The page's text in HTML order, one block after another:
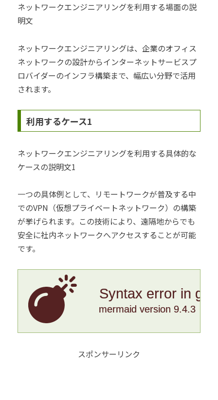
ネットワークエンジニアリングを利用する場面の説
明文
ネットワークエンジニアリングは、企業のオフィス
ネットワークの設計からインターネットサービスプ
ロバイダーのインフラ構築まで、幅広い分野で活用
されます。
利用するケース1
ネットワークエンジニアリングを利用する具体的な
ケースの説明文1
一つの具体例として、リモートワークが普及する中
でのVPN（仮想プライベートネットワーク）の構築
が挙げられます。この技術により、遠隔地からでも
安全に社内ネットワークへアクセスすることが可能
です。
Syntax error in
mermaid version 9.4.3
スポンサーリンク